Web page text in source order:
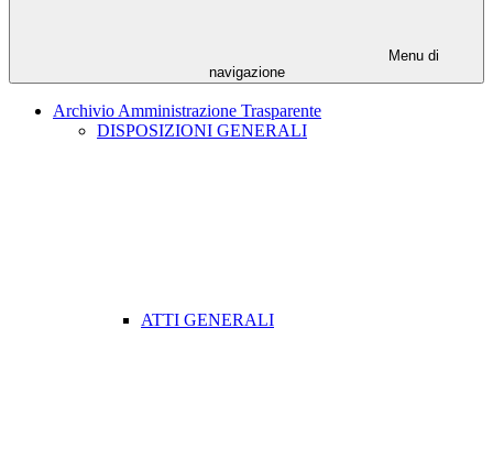
Menu di
navigazione
Archivio Amministrazione Trasparente
DISPOSIZIONI GENERALI
ATTI GENERALI